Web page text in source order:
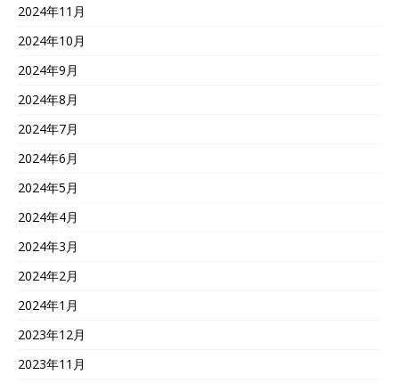
2024年11月
2024年10月
2024年9月
2024年8月
2024年7月
2024年6月
2024年5月
2024年4月
2024年3月
2024年2月
2024年1月
2023年12月
2023年11月